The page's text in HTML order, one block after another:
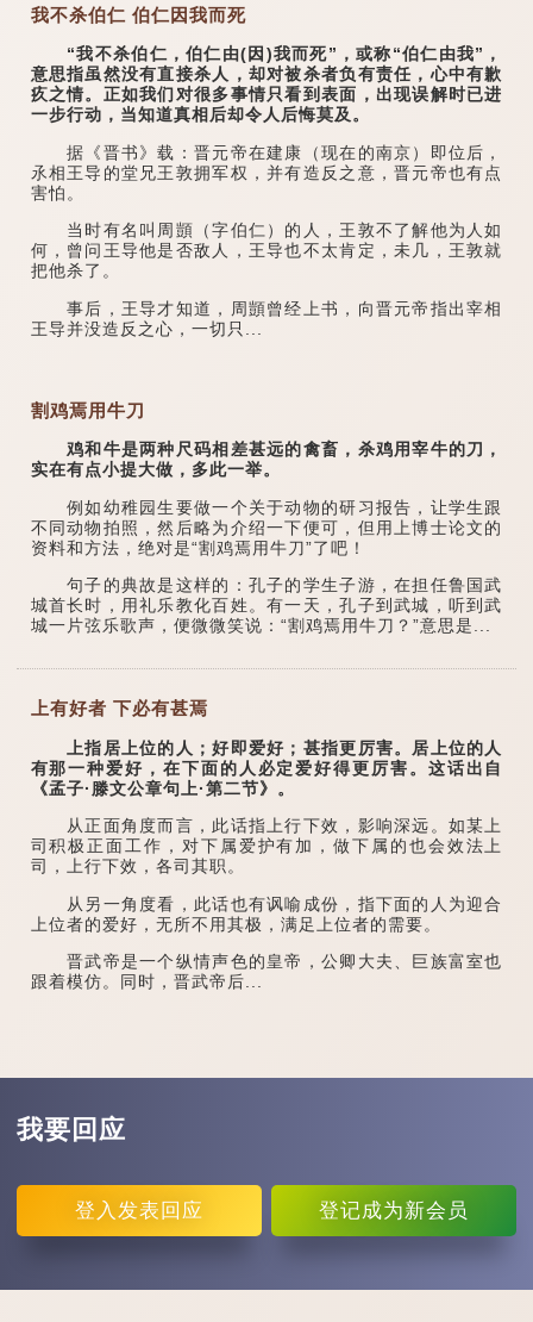
我不杀伯仁 伯仁因我而死
“我不杀伯仁，伯仁由(因)我而死”，或称“伯仁由我”，
意思指虽然没有直接杀人，却对被杀者负有责任，心中有歉
疚之情。正如我们对很多事情只看到表面，出现误解时已进
一步行动，当知道真相后却令人后悔莫及。
据《晋书》载：晋元帝在建康（现在的南京）即位后，
氶相王导的堂兄王敦拥军权，并有造反之意，晋元帝也有点
害怕。
当时有名叫周顗（字伯仁）的人，王敦不了解他为人如
何，曾问王导他是否敌人，王导也不太肯定，未几，王敦就
把他杀了。
事后，王导才知道，周顗曾经上书，向晋元帝指出宰相
王导并没造反之心，一切只...
割鸡焉用牛刀
鸡和牛是两种尺码相差甚远的禽畜，杀鸡用宰牛的刀，
实在有点小提大做，多此一举。
例如幼稚园生要做一个关于动物的研习报告，让学生跟
不同动物拍照，然后略为介绍一下便可，但用上博士论文的
资料和方法，绝对是“割鸡焉用牛刀”了吧！
句子的典故是这样的：孔子的学生子游，在担任鲁国武
城首长时，用礼乐教化百姓。有一天，孔子到武城，听到武
城一片弦乐歌声，便微微笑说：“割鸡焉用牛刀？”意思是...
上有好者 下必有甚焉
上指居上位的人；好即爱好；甚指更厉害。居上位的人
有那一种爱好，在下面的人必定爱好得更厉害。这话出自
《孟子·滕文公章句上·第二节》。
从正面角度而言，此话指上行下效，影响深远。如某上
司积极正面工作，对下属爱护有加，做下属的也会效法上
司，上行下效，各司其职。
从另一角度看，此话也有讽喻成份，指下面的人为迎合
上位者的爱好，无所不用其极，满足上位者的需要。
晋武帝是一个纵情声色的皇帝，公卿大夫、巨族富室也
跟着模仿。同时，晋武帝后...
我要回应
登入 发表回应 登记成为新会员